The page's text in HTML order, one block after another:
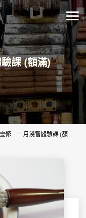
課 (額滿)
修 – 二月淺嘗體驗課 (額